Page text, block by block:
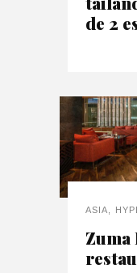
de 2
ASIA,
Zuma